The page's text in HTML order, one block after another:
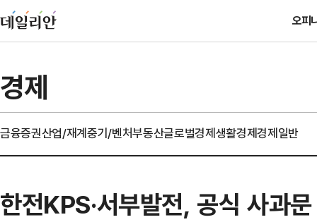
오피
경제
금융증권산업/재계중기/벤처부동산글로벌경제생활경제경제일반
한전KPS·서부발전, 공식 사과